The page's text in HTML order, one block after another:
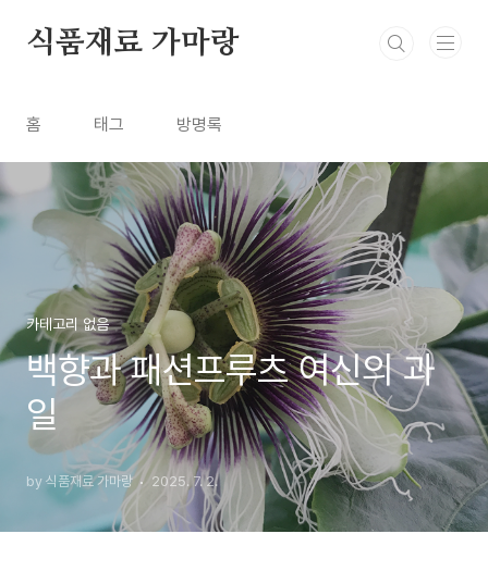
식품재료 가마랑
홈 태그 방명록
카테고리 없음
백향과 패션프루츠 여신의 과
일
by 식품재료 가마랑 2025. 7. 2.